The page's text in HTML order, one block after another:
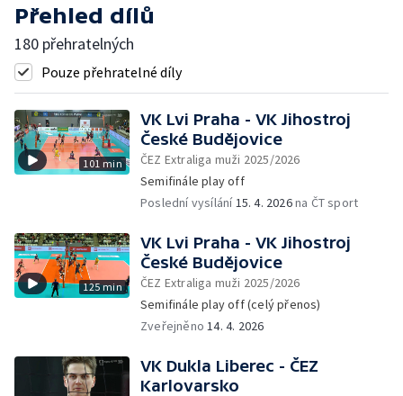
Přehled dílů
180 přehratelných
Pouze přehratelné díly
101 min
VK Lvi Praha - VK Jihostroj
České Budějovice
ČEZ Extraliga muži 2025/2026
Semifinále play off
Poslední vysílání15. 4. 2026na ČT sport
125 min
VK Lvi Praha - VK Jihostroj
České Budějovice
ČEZ Extraliga muži 2025/2026
Semifinále play off (celý přenos)
Zveřejněno14. 4. 2026
VK Dukla Liberec - ČEZ
Karlovarsko